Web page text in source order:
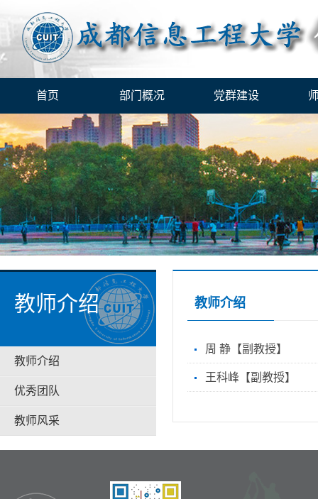
首页 部门概况 党群建设
教师介绍
教师介绍
优秀团队
教师风采
教师介绍
周 静【副教授】
王科峰【副教授】